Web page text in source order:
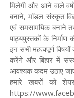
मिलेगी और आने वाले
बनाने, मॉडल संस्कृत
एवं समसामयिक बनाने
पाठ्यपुस्तकों के निर्माण
इन सभी महत्वपूर्ण
करेंगे और बिहार में
आवश्यक कदम उठाए
हमारे खबरों को
https://